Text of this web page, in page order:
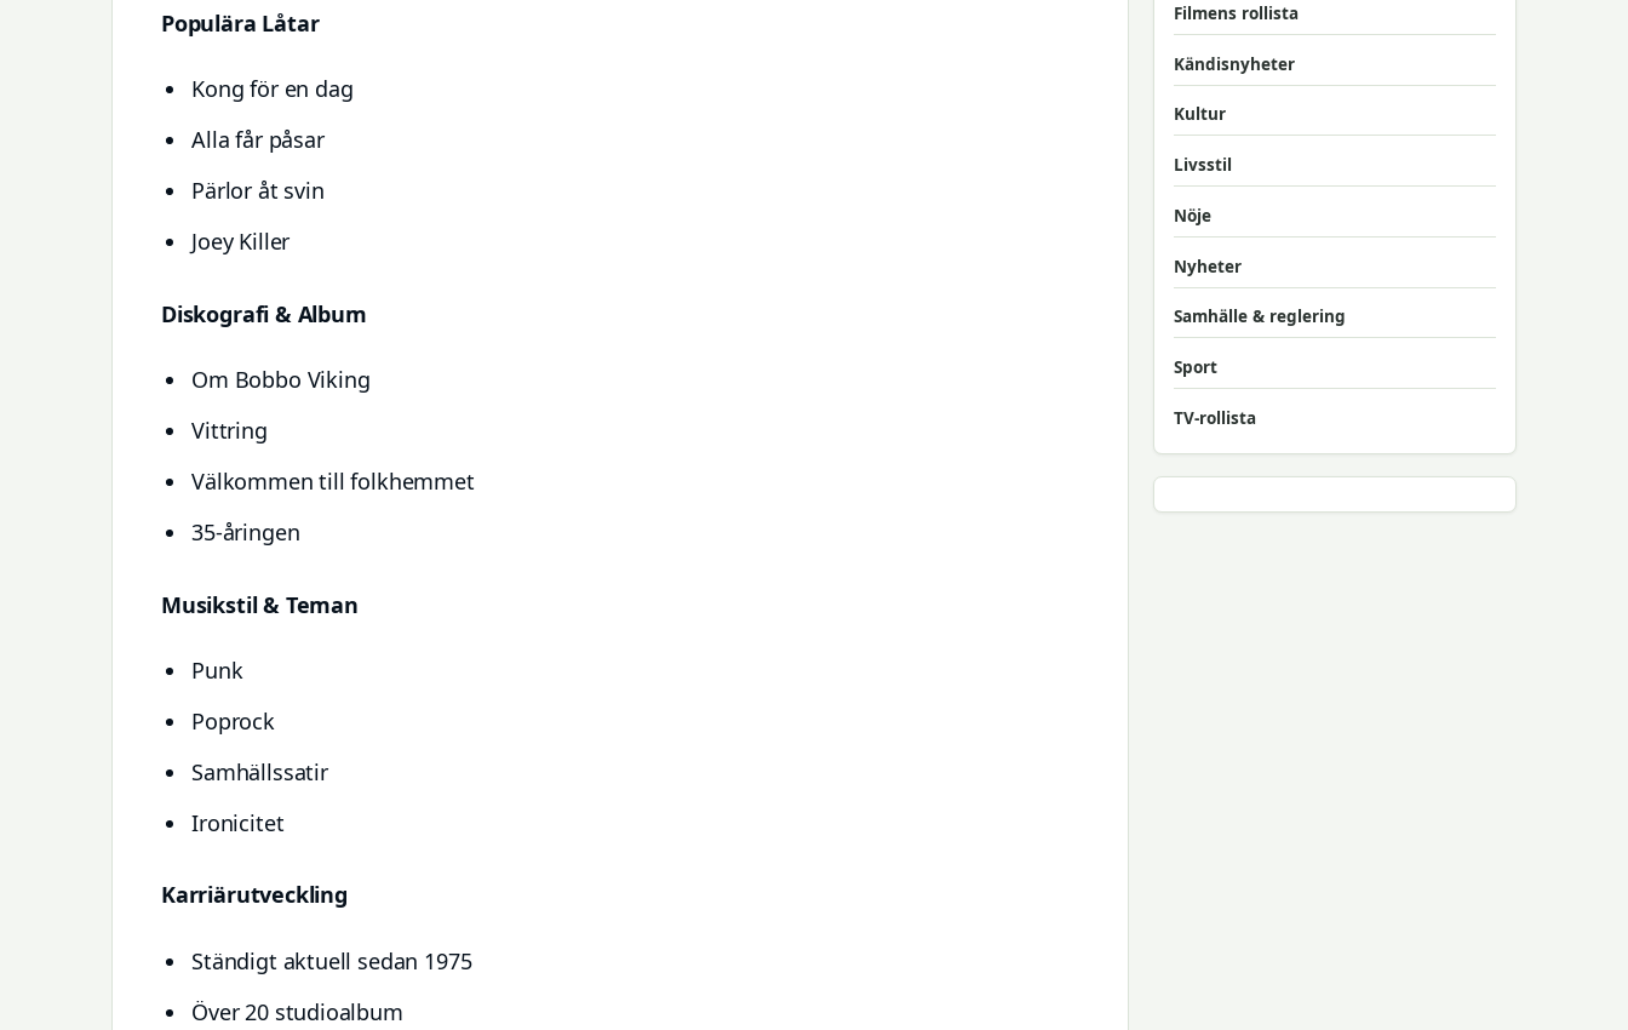
Populära Låtar
Kong för en dag
Alla får påsar
Pärlor åt svin
Joey Killer
Diskografi & Album
Om Bobbo Viking
Vittring
Välkommen till folkhemmet
35-åringen
Musikstil & Teman
Punk
Poprock
Samhällssatir
Ironicitet
Karriärutveckling
Ständigt aktuell sedan 1975
Över 20 studioalbum
Filmens rollista
Kändisnyheter
Kultur
Livsstil
Nöje
Nyheter
Samhälle & reglering
Sport
TV-rollista